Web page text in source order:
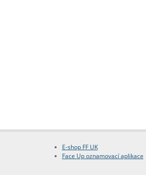
E-shop FF UK
Face Up oznamovací aplikace